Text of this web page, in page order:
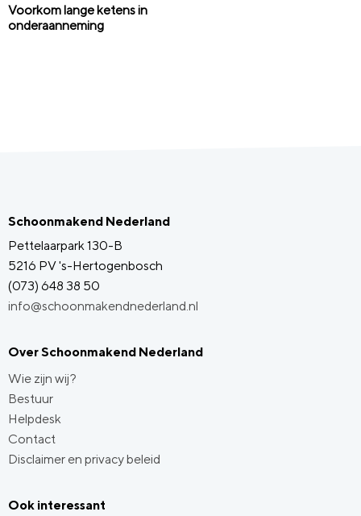
Voorkom lange ketens in
onderaanneming
Schoonmakend Nederland
Pettelaarpark 130-B
5216 PV 's-Hertogenbosch
(073) 648 38 50
info@schoonmakendnederland.nl
Over Schoonmakend Nederland
Wie zijn wij?
Bestuur
Helpdesk
Contact
Disclaimer en privacy beleid
Ook interessant